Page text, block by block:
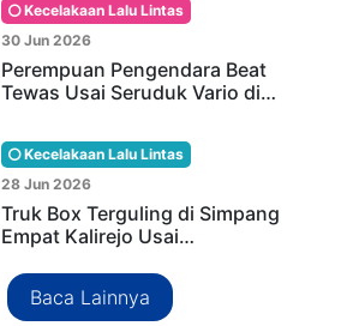
Kecelakaan Lalu Lintas
30 Jun 2026
Perempuan Pengendara Beat
Tewas Usai Seruduk Vario di…
Kecelakaan Lalu Lintas
28 Jun 2026
Truk Box Terguling di Simpang
Empat Kalirejo Usai…
Baca Lainnya